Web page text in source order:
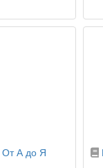
От А до Я